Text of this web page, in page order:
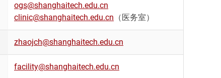
ogs@shanghaitech.edu.cn
clinic@shanghaitech.edu.cn （医务室）
zhaojch@shanghaitech.edu.cn
facility@shanghaitech.edu.cn